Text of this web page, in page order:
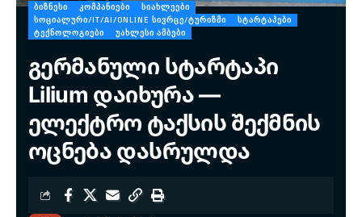
ᲑᲘᲖᲜᲔᲡᲘ ᲙᲝᲛᲞᲐᲜᲘᲔᲑᲘ
ᲡᲘᲐᲮᲚᲔᲔᲑᲘ
ᲡᲝᲪᲘᲐᲚᲣᲠᲘ/IT/AI/ONLINE ᲡᲘᲕᲠᲪᲔ/ᲢᲣᲠᲘᲖᲛᲘ
ᲡᲢᲐᲠᲢᲐᲞᲔᲑᲘ
ᲢᲔᲥᲜᲝᲚᲝᲒᲘᲔᲑᲘ
ᲣᲐᲮᲚᲔᲡᲘ ᲐᲛᲑᲔᲑᲘ
გერმანული სტარტაპი
Lilium დაიხურა —
ელექტრო ტაქსის შექმნის
ოცნება დასრულდა